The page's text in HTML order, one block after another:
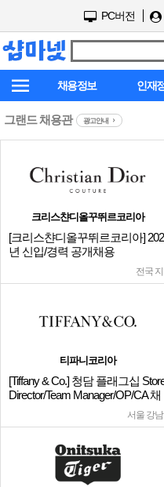
PC버전
채용정보 인재
그랜드 채용관 광고안내
크리스챤디올꾸뛰르코리아
[크리스챤디올꾸뛰르코리아]
년 신입/경력 공개채용
전국
티파니코리아
[Tiffany & Co.] 청담 플래그십
Director/Team Manager/OP/CA 채
서울 강